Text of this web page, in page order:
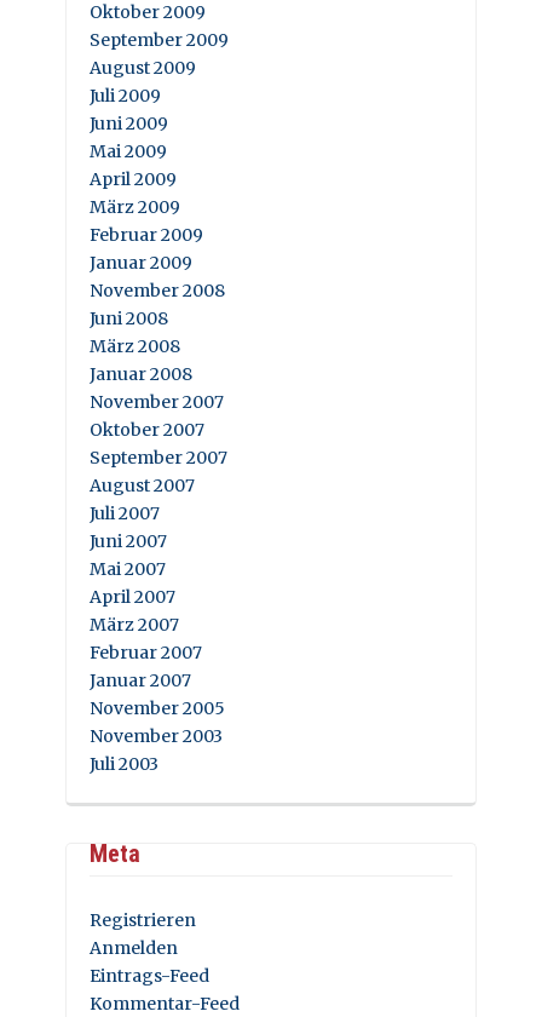
Oktober 2009
September 2009
August 2009
Juli 2009
Juni 2009
Mai 2009
April 2009
März 2009
Februar 2009
Januar 2009
November 2008
Juni 2008
März 2008
Januar 2008
November 2007
Oktober 2007
September 2007
August 2007
Juli 2007
Juni 2007
Mai 2007
April 2007
März 2007
Februar 2007
Januar 2007
November 2005
November 2003
Juli 2003
Meta
Registrieren
Anmelden
Eintrags-Feed
Kommentar-Feed